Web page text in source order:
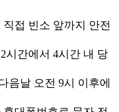
접 빈소 앞까지 안전
시간에서 4시간 내 당
음날 오전 9시 이후에